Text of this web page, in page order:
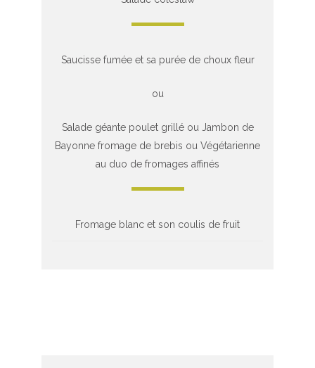
Saucisse fumée et sa purée de choux fleur
ou
Salade géante poulet grillé ou Jambon de
Bayonne fromage de brebis ou Végétarienne
au duo de fromages affinés
Fromage blanc et son coulis de fruit